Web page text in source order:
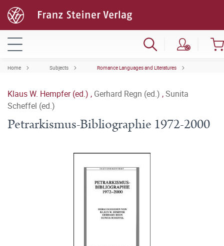
Home Subjects Romance Languages and Literatures
Klaus W. Hempfer (ed.) , Gerhard Regn (ed.) ,Sunita
Scheffel (ed.)
Petrarkismus-Bibliographie 1972-2000